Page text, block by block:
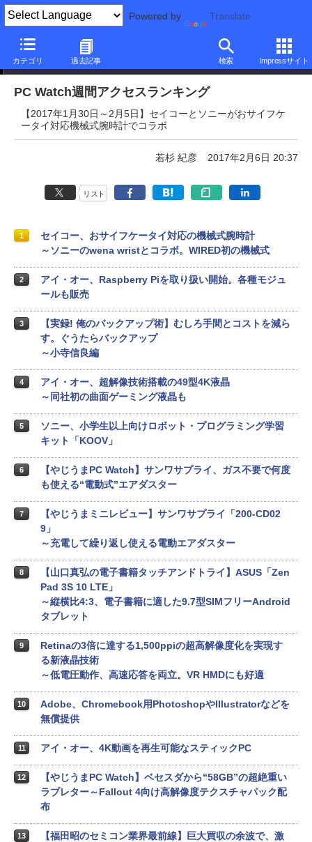
Powered by Translate
カテゴリ 過去記事 検索 Impressサイト
PC Watch週間アクセスランキング
PC Watch週間アクセスランキング
【2017年1月30日～2月5日】セイコーとソニーがおサイフケ
ータイ対応機械式腕時計でコラボ
若杉 紀彦 2017年2月6日 20:37
リスト
1
セイコー、おサイフケータイ対応の機械式腕時計
～ソニーのwena wristとコラボ。WIRED初の機械式
2
アイ・オー、Raspberry Piを取り扱い開始。各種モジュ
ールも販売
3
【実録! 俺のバックアップ術】むしろ手間とコストを減ら
す。ぐうたらバックアップ
～小寺信良編
4
アイ・オー、超解像技術搭載の49型4K液晶
～同社初の曲面ゲーミング液晶も
5
ソニー、小学生以上向けロボット・プログラミング学習
キット「KOOV」
6
【やじうまPC Watch】サンワサプライ、ガス不要で何度
も使える“電動式”エアダスター
7
【やじうまミニレビュー】サンワサプライ「200-CD02
9」
～充電して繰り返し使える電動エアダスター
8
【山口真弘の電子書籍タッチアンドトライ】ASUS「Zen
Pad 3S 10 LTE」
～縦横比4:3、電子書籍に適した9.7型SIMフリーAndroid
タブレット
9
Retinaの3倍に達する1,500ppiの超高解像度化を実現す
る新液晶技術
～低電圧動作、高速応答を両立。VR HMDにも好適
10
Adobe、Chromebook用PhotoshopやIllustratorなどを
無償提供
11 アイ・オー、4K動画を再生可能なスティックPC
12
【やじうまPC Watch】ベセスダから“58GB”の超絶重い
ラブレター～Fallout 4向け高解像度テクスチャパック配
布
13
【福田昭のセミコン業界最前線】巨大買収の余波で、激